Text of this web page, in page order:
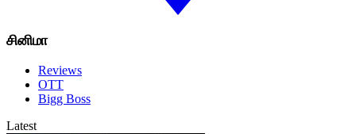
சினிமா
Reviews
OTT
Bigg Boss
Latest